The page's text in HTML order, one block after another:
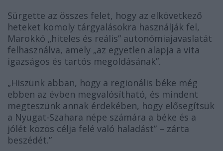
Sürgette az összes felet, hogy az elkövetkező
heteket komoly tárgyalásokra használják fel,
Marokkó „hiteles és reális” autonómiajavaslatát
felhasználva, amely „az egyetlen alapja a vita
igazságos és tartós megoldásának”.
„Hiszünk abban, hogy a regionális béke még
ebben az évben megvalósítható, és mindent
megteszünk annak érdekében, hogy elősegítsük
a Nyugat-Szahara népe számára a béke és a
jólét közös célja felé való haladást” – zárta
beszédét.”